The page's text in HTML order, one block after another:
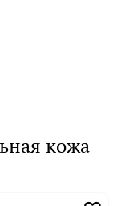
кожа